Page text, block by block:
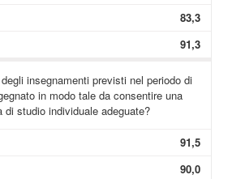
83,3
91,3
insegnamenti previsti nel periodo di
in modo tale da consentire una
studio individuale adeguate?
91,5
90,0